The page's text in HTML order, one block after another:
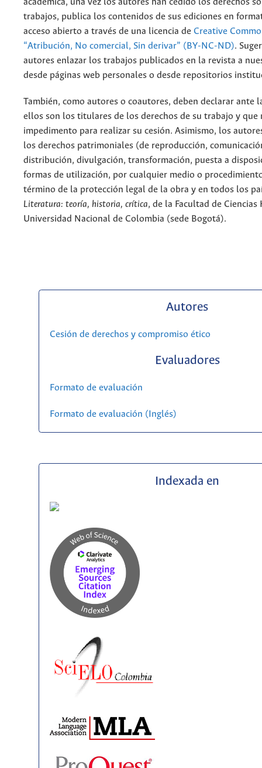
académica, una vez los autores han cedido los derechos
trabajos, publica los contenidos de sus ediciones en
acceso abierto a través de una licencia de Creative
“Atribución, No comercial, Sin derivar” (BY-NC-ND).
autores enlazar los trabajos publicados en la revista a
desde páginas web personales o desde repositorios
También, como autores o coautores, deben declarar ante
ellos son los titulares de los derechos de su trabajo y que
impedimento para realizar su cesión. Asimismo, los
los derechos patrimoniales (de reproducción,
distribución, divulgación, transformación, puesta a
formas de utilización, por cualquier medio o
término de la protección legal de la obra y en todos los
Literatura: teoría, historia, crítica, de la Facultad de Ciencias
Universidad Nacional de Colombia (sede Bogotá).
Autores
Cesión de derechos y compromiso ético
Evaluadores
Formato de evaluación
Formato de evaluación (Inglés)
Indexada en